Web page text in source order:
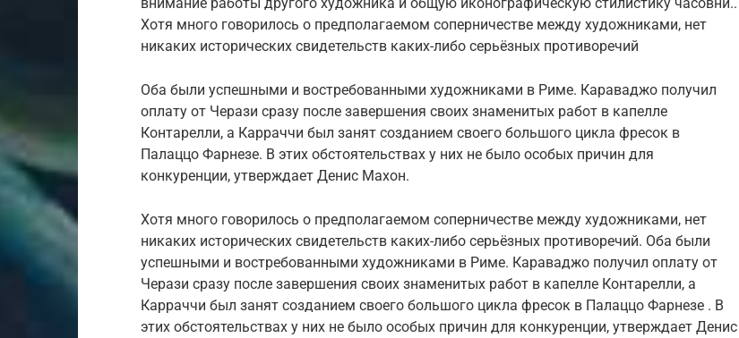
Хотя много говорилось о предполагаемом соперничестве между художниками, нет
никаких исторических свидетельств каких-либо серьёзных противоречий
Оба были успешными и востребованными художниками в Риме. Караваджо получил
оплату от Черази сразу после завершения своих знаменитых работ в капелле
Контарелли, а Карраччи был занят созданием своего большого цикла фресок в
Палаццо Фарнезе. В этих обстоятельствах у них не было особых причин для
конкуренции, утверждает Денис Махон.
Хотя много говорилось о предполагаемом соперничестве между художниками, нет
никаких исторических свидетельств каких-либо серьёзных противоречий. Оба были
успешными и востребованными художниками в Риме. Караваджо получил оплату от
Черази сразу после завершения своих знаменитых работ в капелле Контарелли, а
Карраччи был занят созданием своего большого цикла фресок в Палаццо Фарнезе . В
этих обстоятельствах у них не было особых причин для конкуренции, утверждает Денис